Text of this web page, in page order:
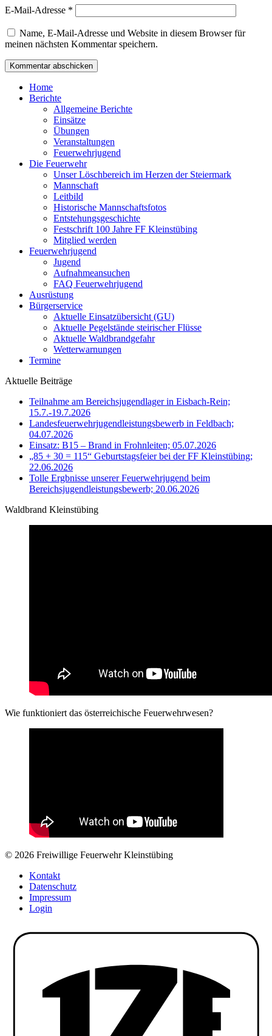
E-Mail-Adresse *
Name, E-Mail-Adresse und Website in diesem Browser für
meinen nächsten Kommentar speichern.
Home
Berichte
Allgemeine Berichte
Einsätze
Übungen
Veranstaltungen
Feuerwehrjugend
Die Feuerwehr
Unser Löschbereich im Herzen der Steiermark
Mannschaft
Leitbild
Historische Mannschaftsfotos
Entstehungsgeschichte
Festschrift 100 Jahre FF Kleinstübing
Mitglied werden
Feuerwehrjugend
Jugend
Aufnahmeansuchen
FAQ Feuerwehrjugend
Ausrüstung
Bürgerservice
Aktuelle Einsatzübersicht (GU)
Aktuelle Pegelstände steirischer Flüsse
Aktuelle Waldbrandgefahr
Wetterwarnungen
Termine
Aktuelle Beiträge
Teilnahme am Bereichsjugendlager in Eisbach-Rein;
15.7.-19.7.2026
Landesfeuerwehrjugendleistungsbewerb in Feldbach;
04.07.2026
Einsatz: B15 – Brand in Frohnleiten; 05.07.2026
„85 + 30 = 115“ Geburtstagsfeier bei der FF Kleinstübing;
22.06.2026
Tolle Ergbnisse unserer Feuerwehrjugend beim
Bereichsjugendleistungsbewerb; 20.06.2026
Waldbrand Kleinstübing
Wie funktioniert das österreichische Feuerwehrwesen?
© 2026 Freiwillige Feuerwehr Kleinstübing
Kontakt
Datenschutz
Impressum
Login